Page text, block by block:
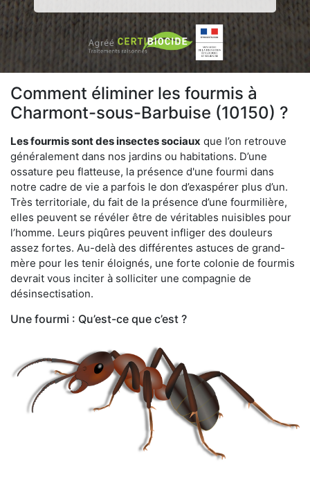
Comment éliminer les fourmis à
Charmont-sous-Barbuise (10150) ?
Les fourmis sont des insectes sociaux que l’on retrouve
généralement dans nos jardins ou habitations. D’une
ossature peu flatteuse, la présence d'une fourmi dans
notre cadre de vie a parfois le don d’exaspérer plus d’un.
Très territoriale, du fait de la présence d’une fourmilière,
elles peuvent se révéler être de véritables nuisibles pour
l’homme. Leurs piqûres peuvent infliger des douleurs
assez fortes. Au-delà des différentes astuces de grand-
mère pour les tenir éloignés, une forte colonie de fourmis
devrait vous inciter à solliciter une compagnie de
désinsectisation.
Une fourmi : Qu’est-ce que c’est ?